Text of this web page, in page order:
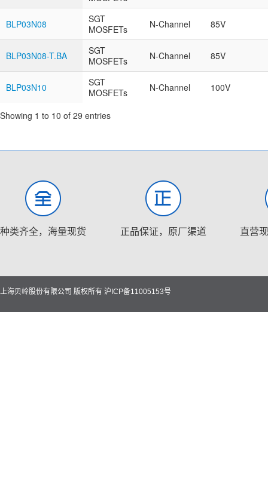
BLP03N08
SGT
MOSFETs
N-Channel 85V
BLP03N08-T.BA
SGT
MOSFETs
N-Channel 85V
BLP03N10
SGT
MOSFETs
N-Channel 100V
Showing 1 to 10 of 29 entries
种类齐全，海量现货 正品保证，原厂渠道 直营
上海贝岭股份有限公司 版权所有 沪ICP备11005153号